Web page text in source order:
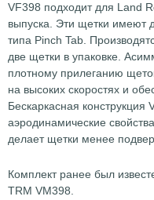
VF398 подходит для Land
выпуска. Эти щетки имеют
типа Pinch Tab.
две щетки в упаковке.
плотному прилеганию
на высоких скоростях и
Бескаркасная
аэродинамические
делает щетки менее
Комплект ранее был
TRM VM398.